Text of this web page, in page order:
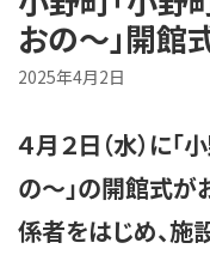
おの～」開館
2025年4月2日
４月２日（水）に
の～」の開館式
係者をはじめ、施